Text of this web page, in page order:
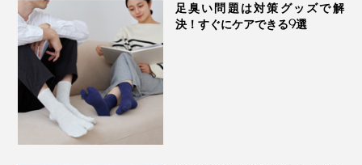
髪の毛やホコリがからまることもなく、洗濯の手間も省
けて、マットがずれたりヨレたりするストレスも解消。
これは相当コスパが高いと思います！
デザインもシンプルで、どんなインテリアにもなじむ感
じ。新築や引っ越し祝いのプレゼントにも喜ばれそうで
す。
足臭い問題は対策グッズで解
決！すぐにケアできる9選